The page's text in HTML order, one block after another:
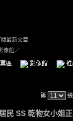
閱最新文章
像館／
區 影像館
第
民 SS 乾物女小姐